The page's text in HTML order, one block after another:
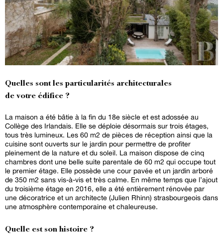
Quelles sont les particularités architecturales
de votre édifice ?
La maison a été bâtie à la fin du 18e siècle et est adossée au
Collège des Irlandais. Elle se déploie désormais sur trois étages,
tous très lumineux. Les 60 m2 de pièces de réception ainsi que la
cuisine sont ouverts sur le jardin pour permettre de profiter
pleinement de la nature et du soleil. La maison dispose de cinq
chambres dont une belle suite parentale de 60 m2 qui occupe tout
le premier étage. Elle possède une cour pavée et un jardin arboré
de 350 m2 sans vis-à-vis et très calme. En même temps que l’ajout
du troisième étage en 2016, elle a été entièrement rénovée par
une décoratrice et un architecte (Julien Rhinn) strasbourgeois dans
une atmosphère contemporaine et chaleureuse.
Quelle est son histoire ?